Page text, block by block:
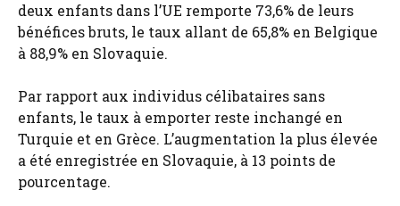
deux enfants dans l’UE remporte 73,6% de leurs
bénéfices bruts, le taux allant de 65,8% en Belgique
à 88,9% en Slovaquie.
Par rapport aux individus célibataires sans
enfants, le taux à emporter reste inchangé en
Turquie et en Grèce. L’augmentation la plus élevée
a été enregistrée en Slovaquie, à 13 points de
pourcentage.